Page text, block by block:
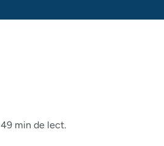
49 min de lect.